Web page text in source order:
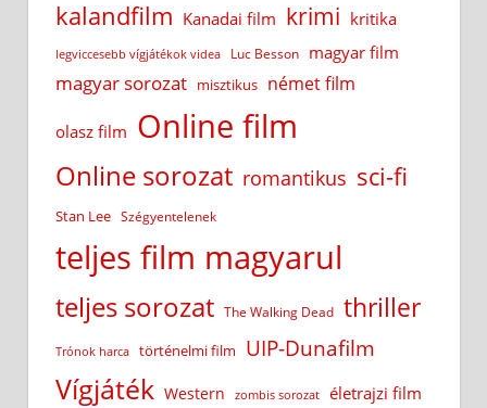
kalandfilm Kanadai film krimi kritika
legviccesebb vígjátékok videa Luc Besson magyar film
magyar sorozat misztikus német film
olasz film Online film
Online sorozat romantikus sci-fi
Stan Lee Szégyentelenek
teljes film magyarul
teljes sorozat The Walking Dead thriller
Trónok harca történelmi film UIP-Dunafilm
Vígjáték Western zombis sorozat életrajzi film